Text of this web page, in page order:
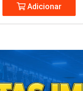
Adicionar